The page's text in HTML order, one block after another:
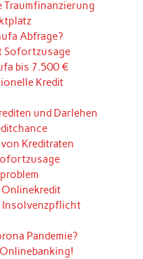
Abfrage?
Sofortzusage
bis 7.500 €
Kredit
und Darlehen
Kreditraten
Insolvenzpflicht
Pandemie?